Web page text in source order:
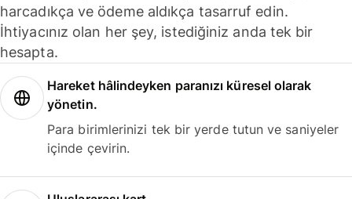
harcadıkça ve ödeme aldıkça tasarruf edin.
İhtiyacınız olan her şey, istediğiniz anda tek bir
hesapta.
Hareket hâlindeyken paranızı küresel olarak
yönetin.
Para birimlerinizi tek bir yerde tutun ve saniyeler
içinde çevirin.